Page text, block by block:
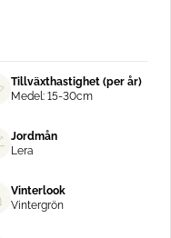
Tillväxthastighet (per år)
Medel: 15-30cm
Jordmån
Lera
Vinterlook
Vintergrön